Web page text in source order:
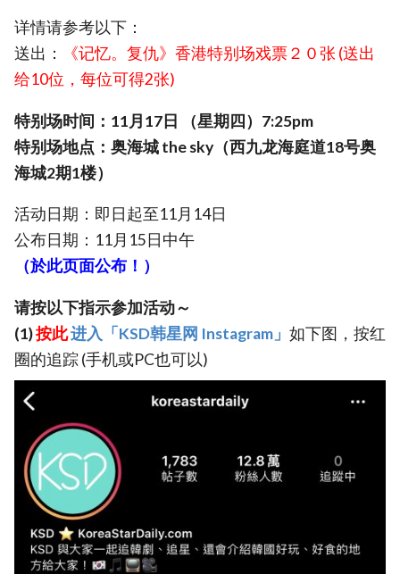
详情请参考以下：
送出：
《记忆。复仇》香港特别场戏票２０张 (送出
给10位，每位可得2张)
特别场时间：11月17日 （星期四）7:25pm
特别场地点：奥海城 the sky（西九龙海庭道18号奥
海城2期1楼）
活动日期：即日起至11月14日
公布日期：11月15日中午
（於此页面公布！）
请按以下指示参加活动～
(1)按此进入「KSD韩星网 Instagram」 如下图，按红
圈的追踪 (手机或PC也可以)